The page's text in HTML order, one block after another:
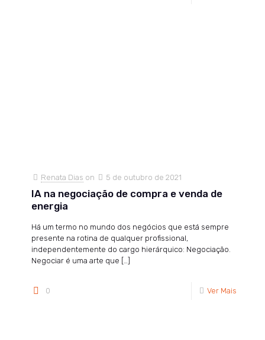
Renata Dias on 5 de outubro de 2021
IA na negociação de compra e venda de
energia
Há um termo no mundo dos negócios que está sempre
presente na rotina de qualquer profissional,
independentemente do cargo hierárquico: Negociação.
Negociar é uma arte que […]
0 Ver Mais